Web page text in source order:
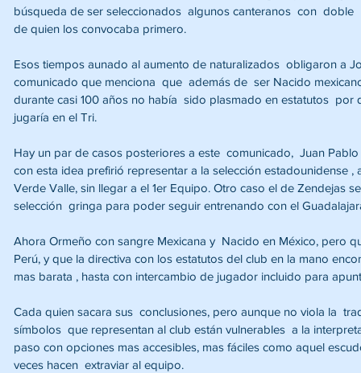
búsqueda de ser seleccionados  algunos canteranos  con
de quien los convocaba primero.
Esos tiempos aunado al aumento de naturalizados  obligaron a
comunicado que menciona  que  además de  ser Nacido
durante casi 100 años no había  sido plasmado en estatutos
jugaría en el Tri.
Hay un par de casos posteriores a este  comunicado,  Juan
con esta idea prefirió representar a la selección estadounidense
Verde Valle, sin llegar a el 1er Equipo. Otro caso el de Zendejas
selección  gringa para poder seguir entrenando con el
Ahora Ormeño con sangre Mexicana y  Nacido en México, pero
Perú, y que la directiva con los estatutos del club en la mano
mas barata , hasta con intercambio de jugador incluido para
Cada quien sacara sus  conclusiones, pero aunque no viola la
símbolos  que representan al club están vulnerables  a la
paso con opciones mas accesibles, mas fáciles como aquel
veces hacen  extraviar al equipo.